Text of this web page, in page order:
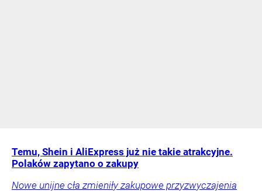
Temu, Shein i AliExpress już nie takie atrakcyjne.
Polaków zapytano o zakupy
Nowe unijne cła zmieniły zakupowe przyzwyczajenia